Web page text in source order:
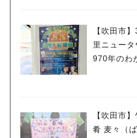
【吹田市
里ニュー
970年のわ
【吹田市
肴 麦々（